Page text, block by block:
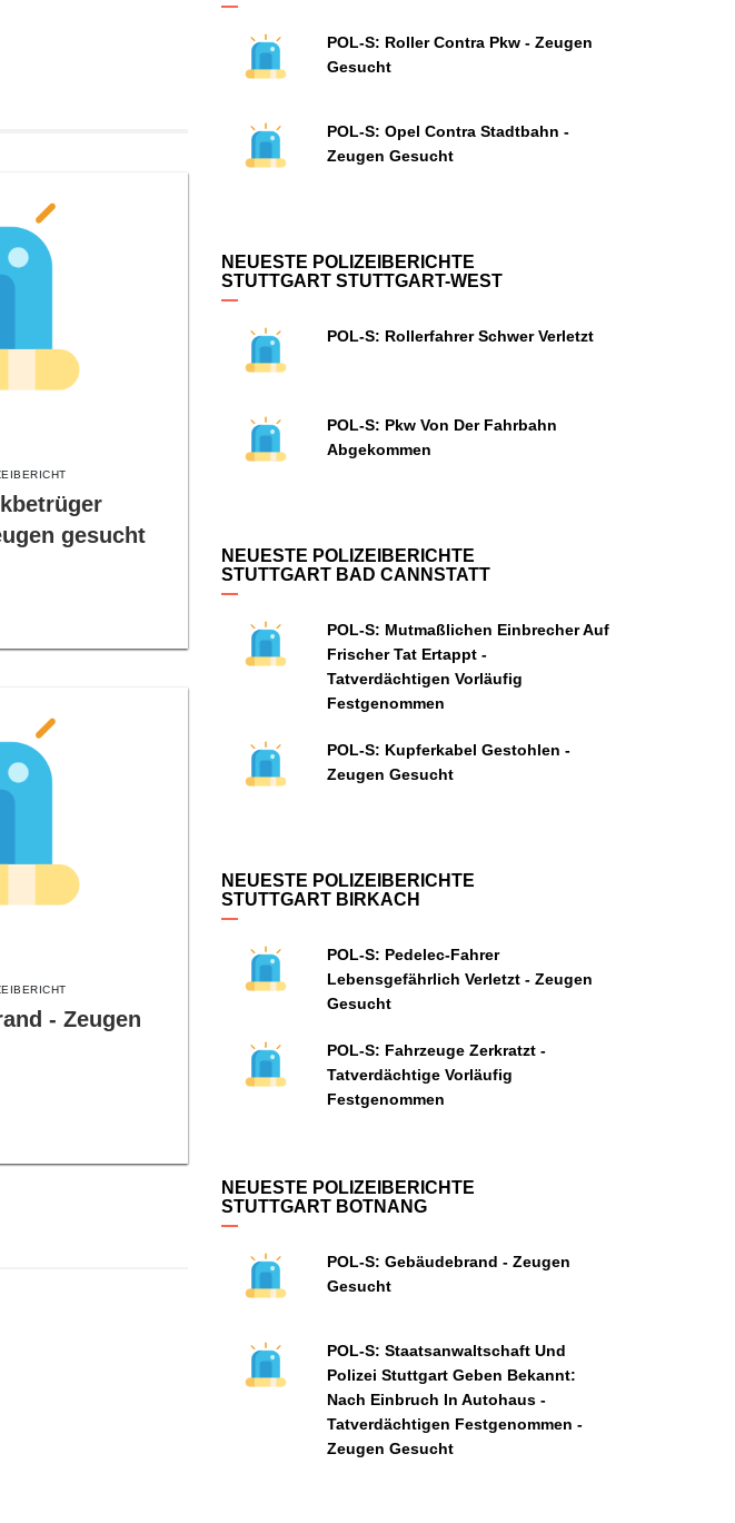
gesucht
- Zeugen
POL-S: Roller Contra Pkw - Zeugen
Gesucht
POL-S: Opel Contra Stadtbahn -
Zeugen Gesucht
NEUESTE POLIZEIBERICHTE
STUTTGART STUTTGART-WEST
POL-S: Rollerfahrer Schwer Verletzt
POL-S: Pkw Von Der Fahrbahn
Abgekommen
NEUESTE POLIZEIBERICHTE
STUTTGART BAD CANNSTATT
POL-S: Mutmaßlichen Einbrecher Auf
Frischer Tat Ertappt -
Tatverdächtigen Vorläufig
Festgenommen
POL-S: Kupferkabel Gestohlen -
Zeugen Gesucht
NEUESTE POLIZEIBERICHTE
STUTTGART BIRKACH
POL-S: Pedelec-Fahrer
Lebensgefährlich Verletzt - Zeugen
Gesucht
POL-S: Fahrzeuge Zerkratzt -
Tatverdächtige Vorläufig
Festgenommen
NEUESTE POLIZEIBERICHTE
STUTTGART BOTNANG
POL-S: Gebäudebrand - Zeugen
Gesucht
POL-S: Staatsanwaltschaft Und
Polizei Stuttgart Geben Bekannt:
Nach Einbruch In Autohaus -
Tatverdächtigen Festgenommen -
Zeugen Gesucht